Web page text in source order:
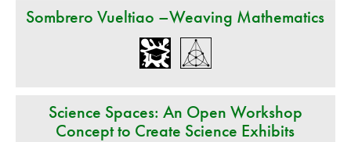
Sombrero Vueltiao –Weaving Mathematics
Science Spaces: An Open Workshop
Concept to Create Science Exhibits